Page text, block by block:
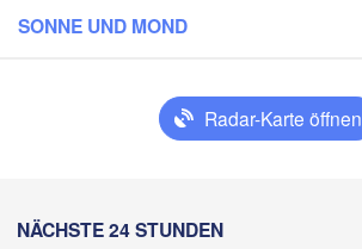
SONNE UND MOND
Radar-Karte öffnen
NÄCHSTE 24 STUNDEN
Campeche
Ejido Leona Vicario